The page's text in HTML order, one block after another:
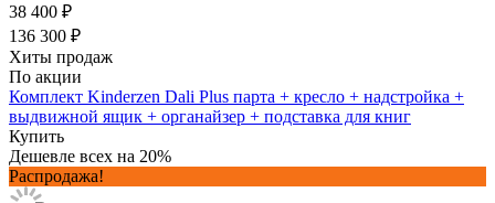
38 400 ₽
136 300 ₽
Хиты продаж
По акции
Комплект Kinderzen Dali Plus парта + кресло + надстройка +
выдвижной ящик + органайзер + подставка для книг
Купить
Дешевле всех на 20%
Распродажа!